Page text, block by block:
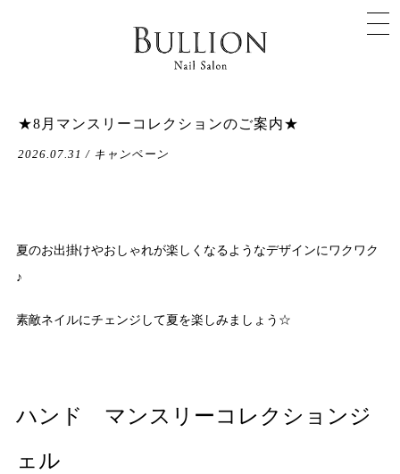
★8月マンスリーコレクションのご案内★
2026.07.31 / キャンペーン
夏のお出掛けやおしゃれが楽しくなるようなデザインにワクワク
♪
素敵ネイルにチェンジして夏を楽しみましょう☆
ハンド マンスリーコレクションジ
ェル